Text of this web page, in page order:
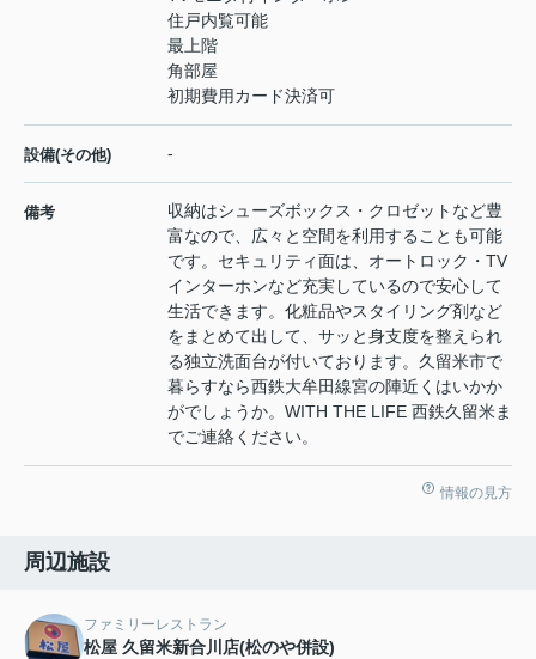
住戸内覧可能
最上階
角部屋
初期費用カード決済可
設備(その他) -
備考
収納はシューズボックス・クロゼットなど豊
富なので、広々と空間を利用することも可能
です。セキュリティ面は、オートロック・TV
インターホンなど充実しているので安心して
生活できます。化粧品やスタイリング剤など
をまとめて出して、サッと身支度を整えられ
る独立洗面台が付いております。久留米市で
暮らすなら西鉄大牟田線宮の陣近くはいかか
がでしょうか。WITH THE LIFE 西鉄久留米ま
でご連絡ください。
情報の見方
周辺施設
ファミリーレストラン
松屋 久留米新合川店(松のや併設)